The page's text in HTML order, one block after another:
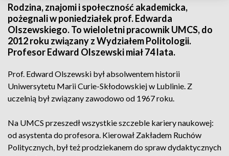
Rodzina, znajomi i społeczność akademicka,
pożegnali w poniedziałek prof. Edwarda
Olszewskiego. To wieloletni pracownik UMCS, do
2012 roku związany z Wydziałem Politologii.
Profesor Edward Olszewski miał 74 lata.
Prof. Edward Olszewski był absolwentem historii
Uniwersytetu Marii Curie-Skłodowskiej w Lublinie. Z
uczelnią był związany zawodowo od 1967 roku.
Na UMCS przeszedł wszystkie szczeble kariery naukowej:
od asystenta do profesora. Kierował Zakładem Ruchów
Politycznych, był też prodziekanem do spraw dydaktycznych